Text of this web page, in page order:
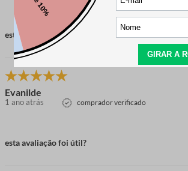
esta avaliação foi útil?
Evanilde
1 ano atrás comprador verificado
esta avaliação foi útil?